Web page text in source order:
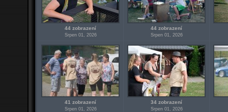
44 zobrazení
Srpen 01, 2026
44 zobrazení
Srpen 01, 2026
41 zobrazení
Srpen 01, 2026
34 zobrazení
Srpen 01, 2026